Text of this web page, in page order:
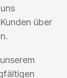
über